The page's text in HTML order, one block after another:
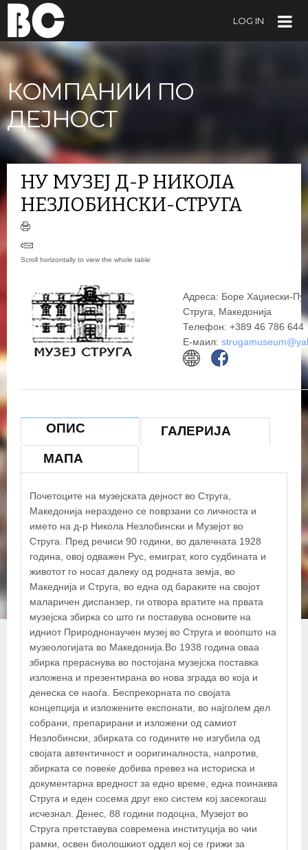
LOG IN
КОМПАНИИ ПО
ДЕЈНОСТ
НУ МУЗЕЈ Д-Р НИКОЛА
НЕЗЛОБИНСКИ-СТРУГА
Адреса: Боре Хаџиески-
Струга, Македонија
Телефон: +389 46 786 644
Е-маил:
ОПИС
ГАЛЕРИЈА
МАПА
Почетоците на музејската дејност во Струга,
Македонија нераздено се поврзани со личноста и
името на д-р Никола Незлобински и Музејот во
Струга. Пред речиси 90 години, во далечната 1928
година, овој одважен Рус, емиграт, кого судбината и
животот го носат далеку од родната земја, во
Македнија и Струга, во една од бараките на својот
маларичен диспанзер, ги отвора вратите на првата
музејска збирка со што ги поставува основите на
идниот Природнонаучен музеј во Струга и воопшто на
музеологијата во Македонија.Во 1938 година оваа
збирка прераснува во постојана музејска поставка
изложена и презентирана во нова зграда во која и
денеска се наоѓа. Беспрекорната по својата
концепција и изложените експонати, во најголем дел
собрани, препарирани и изложени од самиот
Незлобински, збирката со годините не изгубила од
својата автентичност и ооригиналноста, напротив,
збирката се повеќе добива превез на историска и
документарна вредност за едно време, една поинаква
Струга и еден сосема друг еко систем кој засекогаш
исчезнал. Денес, 88 години подоцна, Музејот во
Струга претставува современа институција во чии
рамки, освен биолошкиот оддел кој се грижи за